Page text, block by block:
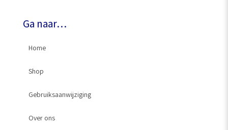
Ga naar…
Home
Shop
HorseWash® Gun
Slangkoppeling
Gebruiksaanwijziging
Over ons